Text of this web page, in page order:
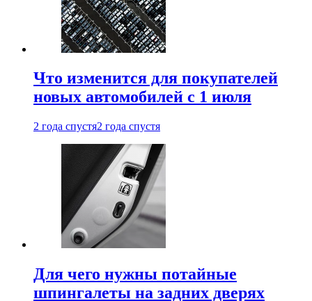
Что изменится для покупателей
новых автомобилей с 1 июля
2 года спустя2 года спустя
Для чего нужны потайные
шпингалеты на задних дверях